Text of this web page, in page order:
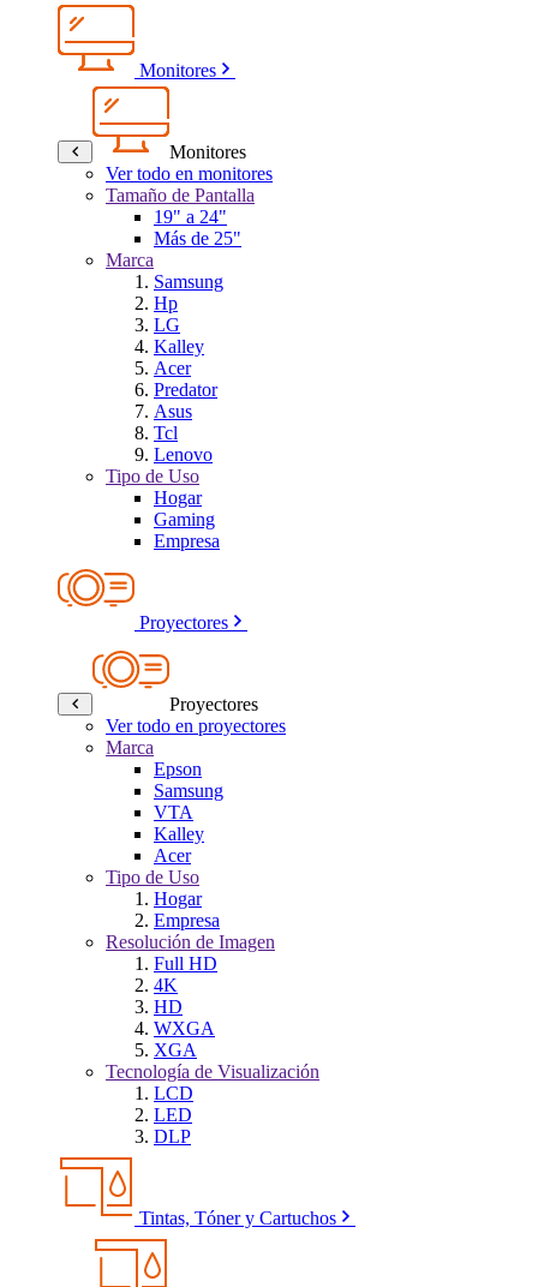
Monitores
Monitores
Ver todo en monitores
Tamaño de Pantalla
19" a 24"
Más de 25"
Marca
Samsung
Hp
LG
Kalley
Acer
Predator
Asus
Tcl
Lenovo
Tipo de Uso
Hogar
Gaming
Empresa
Proyectores
Proyectores
Ver todo en proyectores
Marca
Epson
Samsung
VTA
Kalley
Acer
Tipo de Uso
Hogar
Empresa
Resolución de Imagen
Full HD
4K
HD
WXGA
XGA
Tecnología de Visualización
LCD
LED
DLP
Tintas, Tóner y Cartuchos